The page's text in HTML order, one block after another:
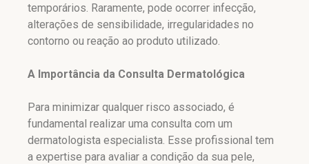
temporários. Raramente, pode ocorrer infecção,
alterações de sensibilidade, irregularidades no
contorno ou reação ao produto utilizado.
A Importância da Consulta Dermatológica
Para minimizar qualquer risco associado, é
fundamental realizar uma consulta com um
dermatologista especialista. Esse profissional tem
a expertise para avaliar a condição da sua pele,